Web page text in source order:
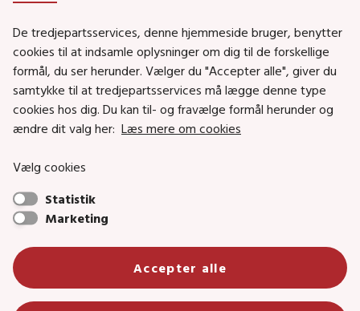
Social- og Boligministeriet
Job i Social- og Boligstyrelsen
Puljer og tilskud
Nyhedsbreve
Social- og Boligstyrelsens nyheder som RSS feed
Social- og Boligstyrelsen • Tlf.: 72 42 37 00 •
sikkermail• EAN-nr.: 5798000354838 • CVR-nr.:
26144698
Primær adresse og reception: Lerchesgade 35, 5, 5000 Odense C •
De tredjepartsservices, denne hjemmeside bruger, benytter
cookies til at indsamle oplysninger om dig til de forskellige
formål, du ser herunder. Vælger du "Accepter alle", giver du
samtykke til at tredjepartsservices må lægge denne type
cookies hos dig. Du kan til- og fravælge formål herunder og
ændre dit valg her: Læs mere om cookies
Vælg cookies
Statistik
Marketing
Accepter alle